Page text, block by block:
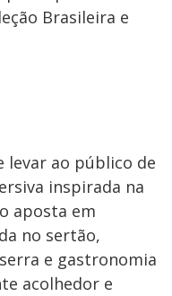
Brasileira e
levar ao público de
inspirada na
aposta em
no sertão,
e gastronomia
acolhedor e